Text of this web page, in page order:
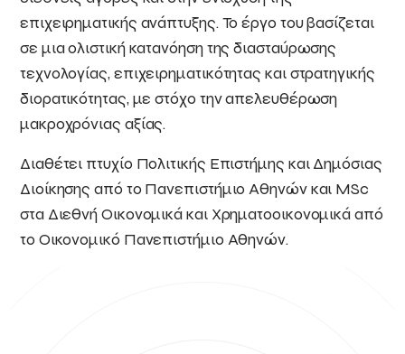
επιχειρηματικής ανάπτυξης. Το έργο του βασίζεται
σε μια ολιστική κατανόηση της διασταύρωσης
τεχνολογίας, επιχειρηματικότητας και στρατηγικής
διορατικότητας, με στόχο την απελευθέρωση
μακροχρόνιας αξίας.
Διαθέτει πτυχίο Πολιτικής Επιστήμης και Δημόσιας
Διοίκησης από το Πανεπιστήμιο Αθηνών και MSc
στα Διεθνή Οικονομικά και Χρηματοοικονομικά από
το Οικονομικό Πανεπιστήμιο Αθηνών.